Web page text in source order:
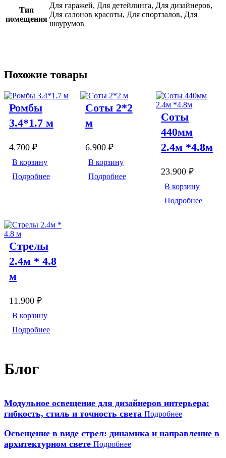
Тип
помещения
Для гаражей, Для детейлинга, Для дизайнеров,
Для салонов красоты, Для спортзалов, Для
шоурумов
Похожие товары
Ромбы
3.4*1.7 м
4.700 ₽
В корзину
Подробнее
Соты 2*2
м
6.900 ₽
В корзину
Подробнее
Соты
440мм
2.4м *4.8м
23.900₽
В корзину
Подробнее
Стрелы
2.4м * 4.8
м
11.900 ₽
В корзину
Подробнее
Блог
Модульное освещение для дизайнеров интерьера:
гибкость, стиль и точность света Подробнее
Освещение в виде стрел: динамика и направление в
архитектурном свете Подробнее